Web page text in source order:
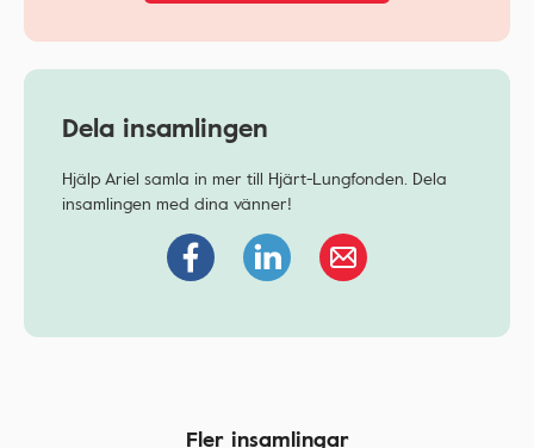
Dela insamlingen
Hjälp Ariel samla in mer till Hjärt-Lungfonden. Dela
insamlingen med dina vänner!
Fler insamlingar